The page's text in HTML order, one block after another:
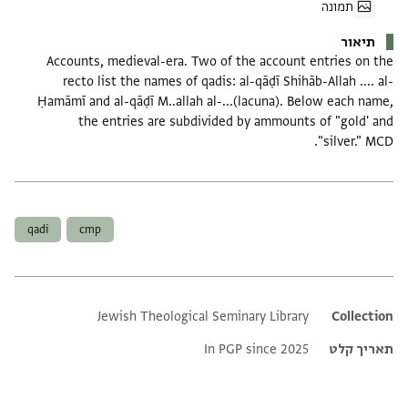
תמונה
תיאור
Accounts, medieval-era. Two of the account entries on the
recto list the names of qadis: al-qāḍī Shihāb-Allah .... al-
Ḥamāmī and al-qāḍī M..allah al-...(lacuna). Below each name,
the entries are subdivided by ammounts of "gold' and
"silver." MCD.
cmp
qadi
Additional metadata
Collection
Jewish Theological Seminary Library
תאריך קלט
In PGP since 2025